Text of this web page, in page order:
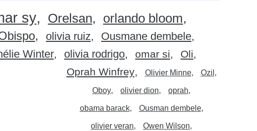
sy Orelsan orlando bloom
olivia ruiz
Ousmane dembele
Winter olivia rodrigo omar si
Oli
Oprah Winfrey
Olivier Minne Ozil
Oboy olivier dion oprah
obama barack Ousman dembele
olivier veran Owen Wilson